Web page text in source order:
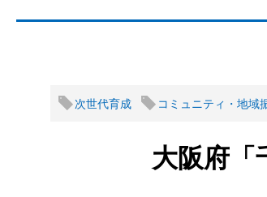
次世代育成 コミュニティ・地域
大阪府